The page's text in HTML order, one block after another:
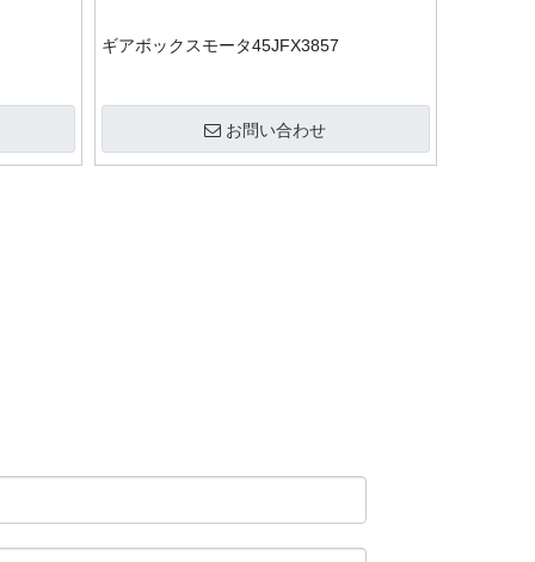
ギアボックスモータ45JFX3857
お問い合わせ